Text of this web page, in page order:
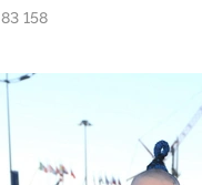
83 158